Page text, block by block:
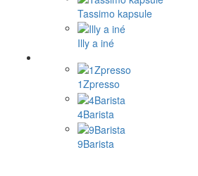
Tassimo kapsule
Illy a iné
1Zpresso
4Barista
9Barista